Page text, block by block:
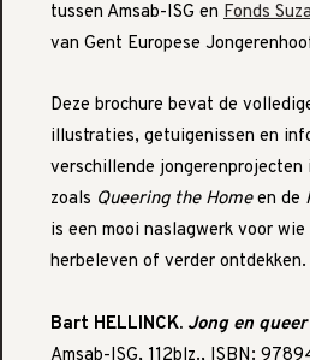
tussen Amsab-ISG en Fonds
van Gent Europese
Deze brochure bevat de
illustraties, getuigenissen en
verschillende
zoals Queering the Homeen de
is een mooi naslagwerk voor
herbeleven of verder ontdekken.
Bart HELLINCK. Jong en